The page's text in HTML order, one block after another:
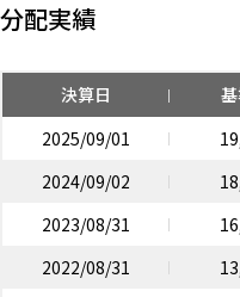
分配実績
決算日
2025/09/01
2024/09/02
2023/08/31
2022/08/31